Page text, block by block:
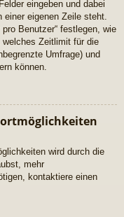
eingeben und dabei
eigenen Zeile steht.
Benutzer“ festlegen, wie
Zeitlimit für die
Umfrage) und
können.
wird durch die
mehr
kontaktiere einen